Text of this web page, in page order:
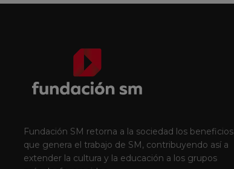
Fundación SM retorna a la sociedad los beneficios
que genera el trabajo de SM, contribuyendo así a
extender la cultura y la educación a los grupos